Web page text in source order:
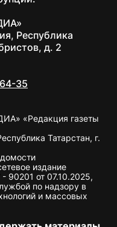
Республика
д. 2
35
«Редакция газеты
Татарстан, г.
издание
90201 от 07.10.2025,
по надзору в
и массовых